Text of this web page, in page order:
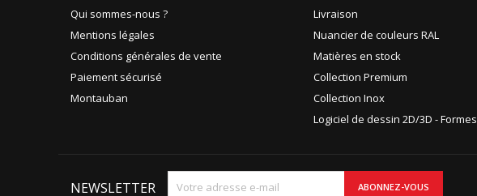
Qui sommes-nous ?
Mentions légales
Conditions générales de vente
Paiement sécurisé
Montauban
Livraison
Nuancier de couleurs RAL
Matières en stock
Collection Premium
Collection Inox
Logiciel de dessin 2D/3D - Formes
NEWSLETTER